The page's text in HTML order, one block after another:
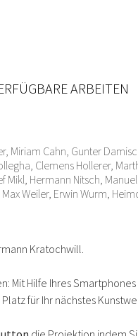
ARBEITEN
, Miriam Cahn, Gunter
, Clemens Hollerer,
Mikl, Hermann Nitsch,
Max Weiler, Erwin Wurm,
Kratochwill.
Mit Hilfe Ihres
für Ihr nächstes